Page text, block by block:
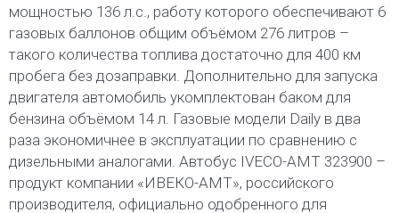
мощностью 136 л.с., работу которого обеспечивают 6
газовых баллонов общим объёмом 276 литров –
такого количества топлива достаточно для 400 км
пробега без дозаправки. Дополнительно для запуска
двигателя автомобиль укомплектован баком для
бензина объёмом 14 л. Газовые модели Daily в два
раза экономичнее в эксплуатации по сравнению с
дизельными аналогами. Автобус IVECO-AMT 323900 –
продукт компании «ИВЕКО-АМТ», российского
производителя, официально одобренного для